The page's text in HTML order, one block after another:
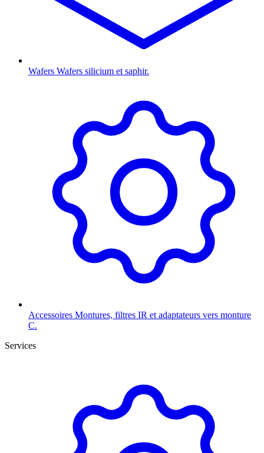
Wafers Wafers silicium et saphir.
Accessoires Montures, filtres IR et adaptateurs vers monture
C.
Services